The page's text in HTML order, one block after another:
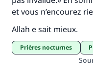
et vous n’encourez
Allah e sait mieux.
prières nocturnes